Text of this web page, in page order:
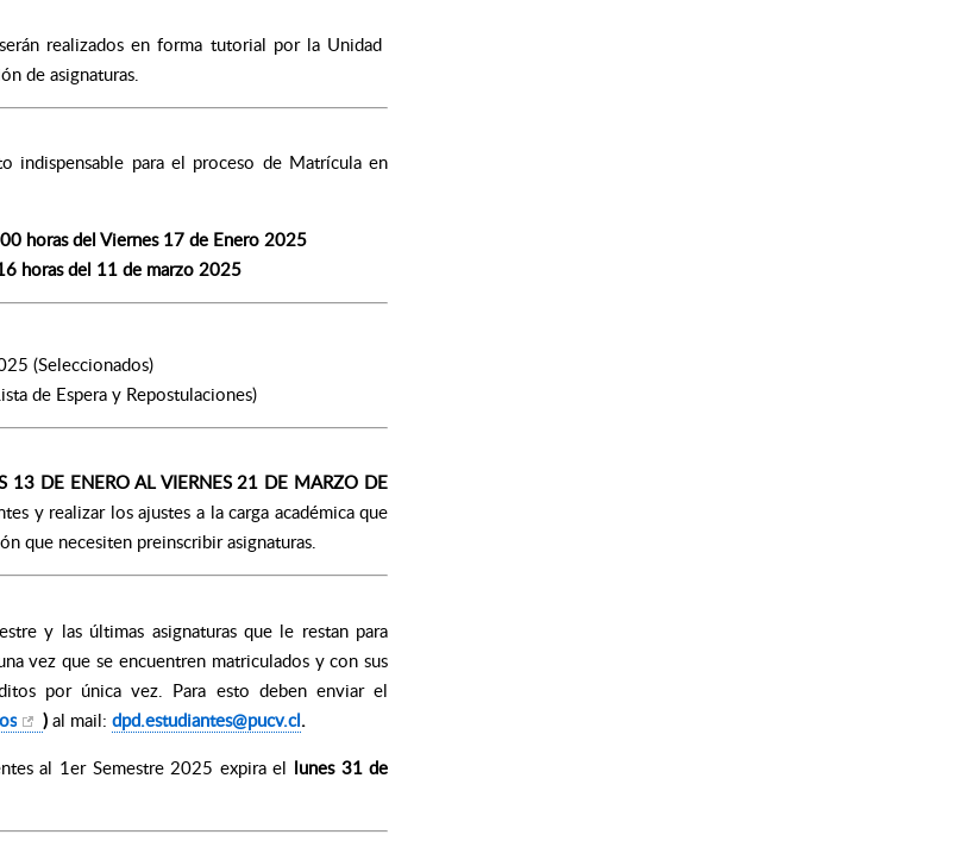
realizados en forma tutorial por la Unidad
de asignaturas.
indispensable para el proceso de Matrícula en
horas del Viernes 17 de Enero 2025
horas del 11 de marzo 2025
(Seleccionados)
de Espera y Repostulaciones)
13 DE ENERO AL VIERNES 21 DE MARZO DE
y realizar los ajustes a la carga académica que
que necesiten preinscribir asignaturas.
y las últimas asignaturas que le restan para
vez que se encuentren matriculados y con sus
por única vez. Para esto deben enviar el
)al mail: dpd.estudiantes@pucv.cl.
al 1er Semestre 2025 expira el lunes 31 de